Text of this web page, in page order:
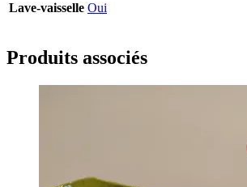
Lave-vaisselle Oui
Produits associés